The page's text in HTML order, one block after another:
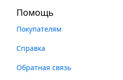
Помощь
Покупателям
Справка
Обратная связь